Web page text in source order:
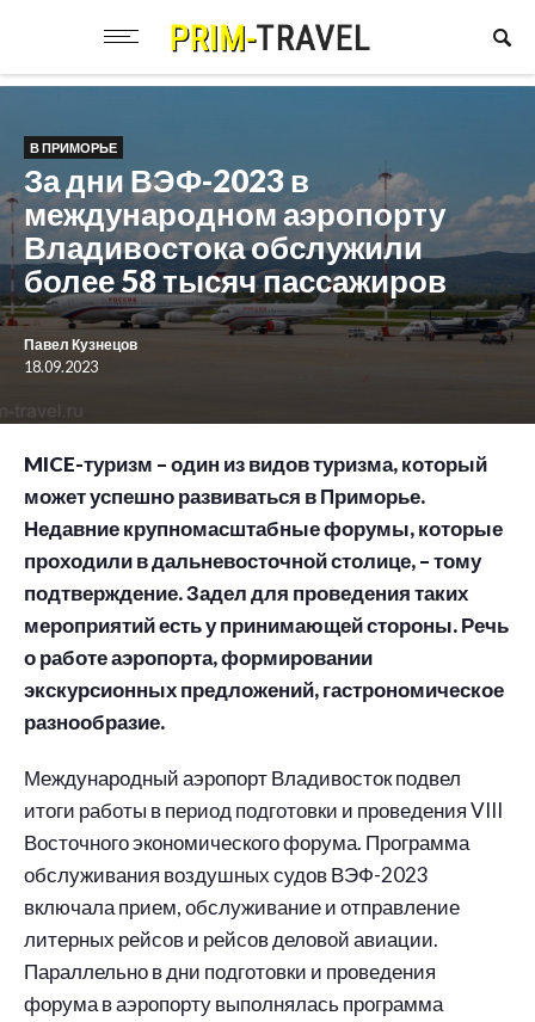
В ПРИМОРЬЕ
За дни ВЭФ-2023 в
международном аэропорту
Владивостока обслужили
более 58 тысяч пассажиров
Павел Кузнецов
18.09.2023
MICE-туризм – один из видов туризма, который
может успешно развиваться в Приморье.
Недавние крупномасштабные форумы, которые
проходили в дальневосточной столице, – тому
подтверждение. Задел для проведения таких
мероприятий есть у принимающей стороны. Речь
о работе аэропорта, формировании
экскурсионных предложений, гастрономическое
разнообразие.
Международный аэропорт Владивосток подвел
итоги работы в период подготовки и проведения VIII
Восточного экономического форума. Программа
обслуживания воздушных судов ВЭФ-2023
включала прием, обслуживание и отправление
литерных рейсов и рейсов деловой авиации.
Параллельно в дни подготовки и проведения
форума в аэропорту выполнялась программа